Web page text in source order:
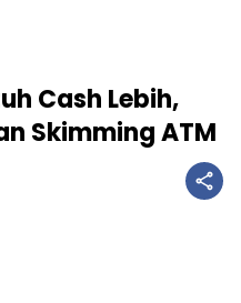
Cash Lebih,
Skimming ATM